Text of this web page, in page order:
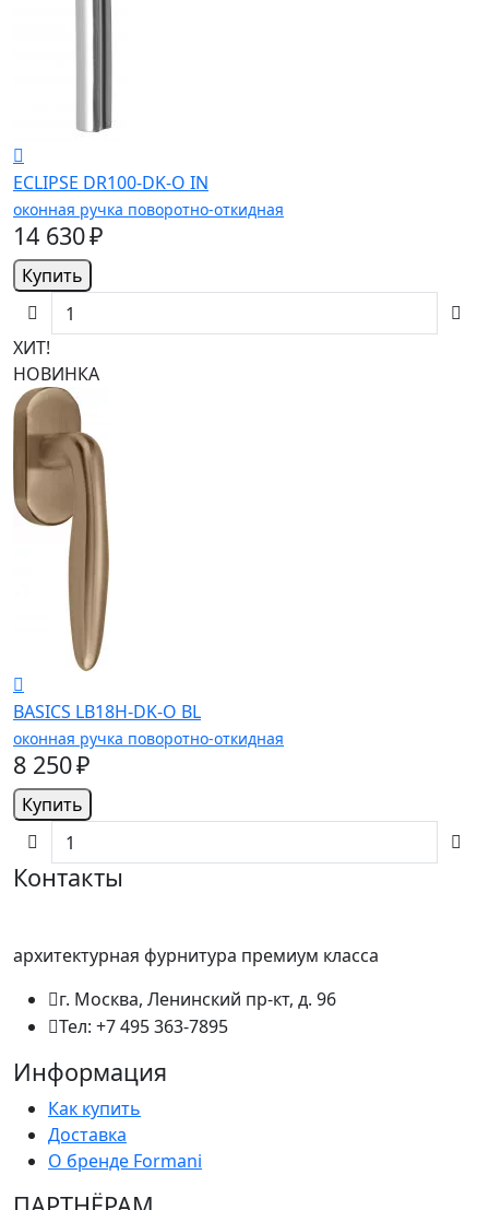
ECLIPSE DR100-DK-O IN
оконная ручка поворотно-откидная
14 630 ₽
Купить
ХИТ!
НОВИНКА
BASICS LB18H-DK-O BL
оконная ручка поворотно-откидная
8 250 ₽
Купить
Контакты
архитектурная фурнитура премиум класса
г. Москва, Ленинский пр-кт, д. 96
Тел: +7 495 363-7895
Информация
Как купить
Доставка
О бренде Formani